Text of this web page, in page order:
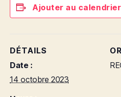
Ajouter au calendrier
DÉTAILS
Date :
14 octobre 2023